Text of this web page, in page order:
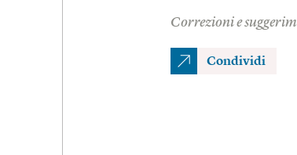
Correzioni e
Condividi